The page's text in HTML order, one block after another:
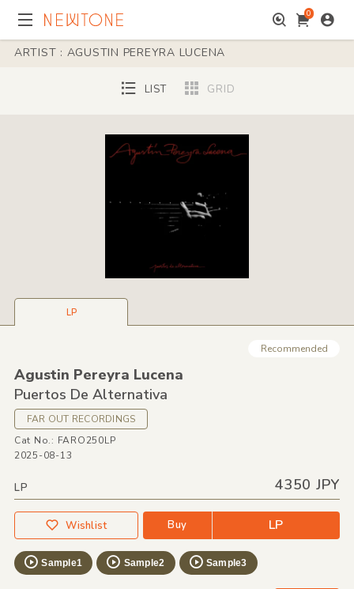
0
ARTIST : AGUSTIN PEREYRA LUCENA
LIST GRID
LP
Recommended
Agustin Pereyra Lucena
Puertos De Alternativa
FAR OUT RECORDINGS
Cat No.: FARO250LP
2025-08-13
LP 4350 JPY
Wishlist Buy LP
Sample1 Sample2 Sample3